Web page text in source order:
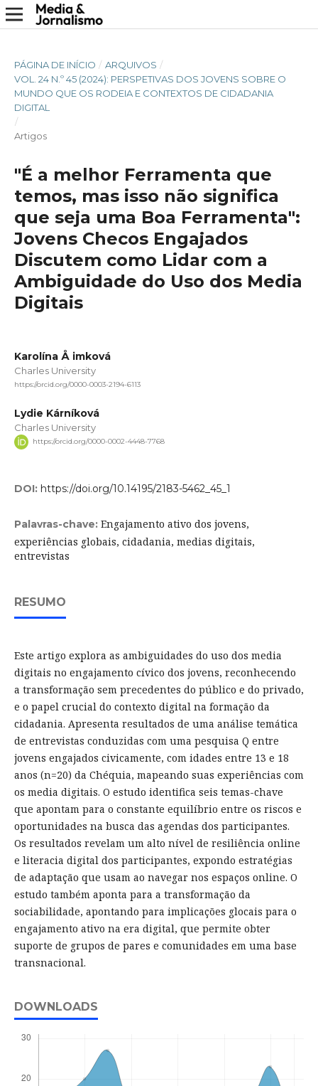
PÁGINA DE INÍCIO / ARQUIVOS /
VOL. 24 N.º 45 (2024): PERSPETIVAS DOS JOVENS SOBRE O
MUNDO QUE OS RODEIA E CONTEXTOS DE CIDADANIA
DIGITAL
/
Artigos
"É a melhor Ferramenta que
temos, mas isso não significa
que seja uma Boa Ferramenta":
Jovens Checos Engajados
Discutem como Lidar com a
Ambiguidade do Uso dos Media
Digitais
Karolína Å imková
Charles University
https://orcid.org/0000-0003-2194-6113
Lydie Kárníková
Charles University
https://orcid.org/0000-0002-4448-7768
DOI: https://doi.org/10.14195/2183-5462_45_1
Palavras-chave: Engajamento ativo dos jovens,
experiências globais, cidadania, medias digitais,
entrevistas
RESUMO
Este artigo explora as ambiguidades do uso dos media
digitais no engajamento cívico dos jovens, reconhecendo
a transformação sem precedentes do público e do privado,
e o papel crucial do contexto digital na formação da
cidadania. Apresenta resultados de uma análise temática
de entrevistas conduzidas com uma pesquisa Q entre
jovens engajados civicamente, com idades entre 13 e 18
anos (n=20) da Chéquia, mapeando suas experiências com
os media digitais. O estudo identifica seis temas-chave
que apontam para o constante equilíbrio entre os riscos e
oportunidades na busca das agendas dos participantes.
Os resultados revelam um alto nível de resiliência online
e literacia digital dos participantes, expondo estratégias
de adaptação que usam ao navegar nos espaços online. O
estudo também aponta para a transformação da
sociabilidade, apontando para implicações glocais para o
engajamento ativo na era digital, que permite obter
suporte de grupos de pares e comunidades em uma base
transnacional.
DOWNLOADS